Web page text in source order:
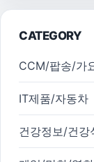
CATEGORY
CCM/팝송/가
IT제품/자동차
건강정보/건강